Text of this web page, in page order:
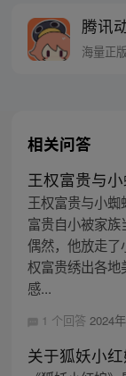
腾讯
海量正
相关问答
王权富贵与
王权富贵与小
富贵自小被家
偶然，他放走了
权富贵绣出各地
感...
1 个回答 2024
关于狐妖小